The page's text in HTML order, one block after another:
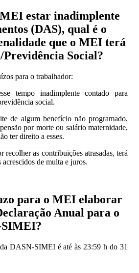
estar inadimplente
(DAS), qual é o
que o MEI terá
Previdência Social?
para o trabalhador:
tempo inadimplente contado para
social.
de algum benefício não programado,
por morte ou salário maternidade,
ter direito a esses.
recolher as contribuições atrasadas, terá
de multa e juros.
para o MEI elaborar
Anual para o
DASN-SIMEI é até às 23:59 h do 31